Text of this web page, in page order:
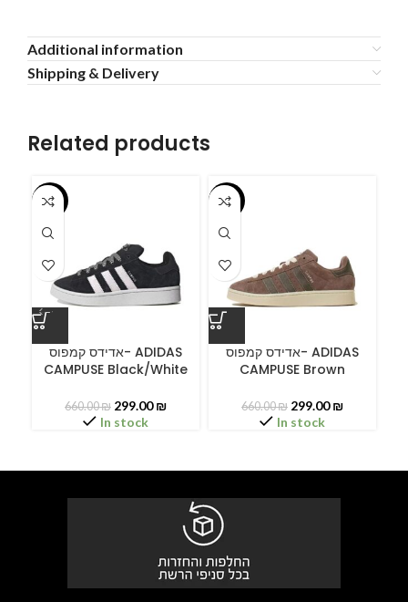
Additional information
Shipping & Delivery
Related products
-55%
אדידס קמפוס- ADIDAS
CAMPUSE Black/White
660.00₪ 299.00₪
In stock
-55%
אדידס קמפוס- ADIDAS
CAMPUSE Brown
660.00₪ 299.00₪
In stock